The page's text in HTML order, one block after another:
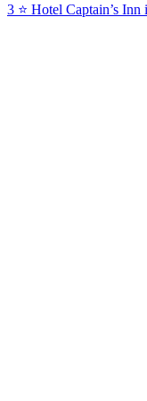
3 ⭐ Hotel Captain’s